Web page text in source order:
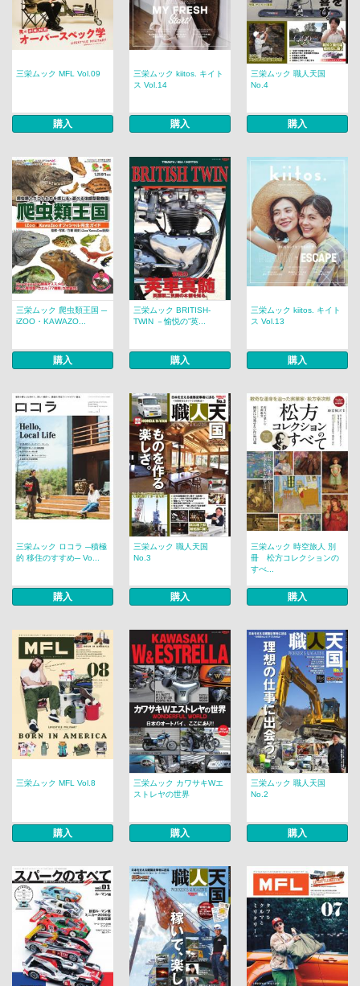
三栄ムック MFL Vol.09
購入
三栄ムック kiitos. キイト
ス Vol.14
購入
三栄ムック 職人天国
No.4
購入
三栄ムック 爬虫類王国 ─
iZOO・KAWAZO...
購入
三栄ムック BRITISH-
TWIN －愉悦の”英...
購入
三栄ムック kiitos. キイト
ス Vol.13
購入
三栄ムック ロコラ ─積極
的 移住のすすめ─ Vo...
購入
三栄ムック 職人天国
No.3
購入
三栄ムック 時空旅人 別
冊 松方コレクションの
すべ...
購入
三栄ムック MFL Vol.8
購入
三栄ムック カワサキWエ
ストレヤの世界
購入
三栄ムック 職人天国
No.2
購入